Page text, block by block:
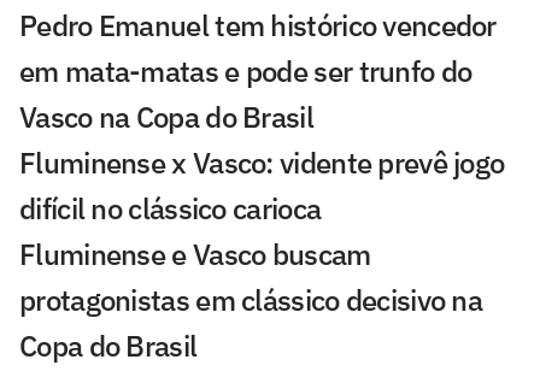
Pedro Emanuel tem histórico vencedor
em mata-matas e pode ser trunfo do
Vasco na Copa do Brasil
Fluminense x Vasco: vidente prevê jogo
difícil no clássico carioca
Fluminense e Vasco buscam
protagonistas em clássico decisivo na
Copa do Brasil